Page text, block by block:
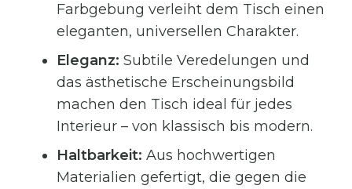
Farbgebung verleiht dem Tisch einen
eleganten, universellen Charakter.
Eleganz: Subtile Veredelungen und
das ästhetische Erscheinungsbild
machen den Tisch ideal für jedes
Interieur – von klassisch bis modern.
Haltbarkeit: Aus hochwertigen
Materialien gefertigt, die gegen die